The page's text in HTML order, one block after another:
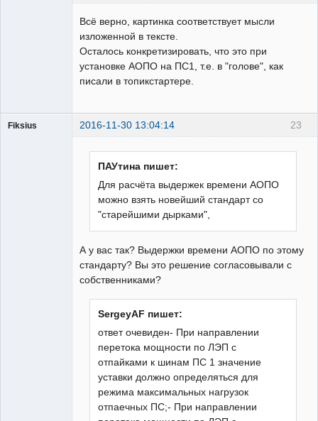
Всё верно, картинка соответствует мысли
изложенной в тексте.
Осталось конкретизировать, что это при
установке АОПО на ПС1, т.е. в "голове", как
писали в топикстартере.
23
Fiksius 2016-11-30 13:04:14
ПАУтина пишет:
Для расчёта выдержек времени АОПО
можно взять новейший стандарт со
"старейшими дырками",
А у вас так? Выдержки времени АОПО по этому
стандарту? Вы это решение согласовывали с
собственниками?
SergeyAF пишет:
ответ очевиден- При направлении
перетока мощности по ЛЭП с
отпайками к шинам ПС 1 значение
уставки должно определяться для
режима максимальных нагрузок
отпаечных ПС;- При направлении